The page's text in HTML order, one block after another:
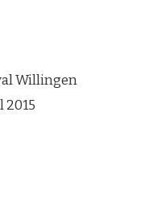
Willingen
2015